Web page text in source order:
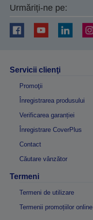
Urmăriți-ne pe:
Servicii clienţi
Promoţii
Înregistrarea produsului
Verificarea garanției
Înregistrare CoverPlus
Contact
Căutare vânzător
Termeni
Termeni de utilizare
Termenii promoțiilor online